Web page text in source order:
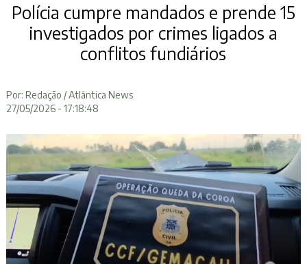
Polícia cumpre mandados e prende 15
investigados por crimes ligados a
conflitos fundiários
Por: Redação / Atlântica News
27/05/2026 - 17:18:48